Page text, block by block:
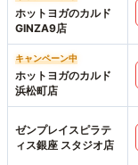
ホットヨガのカルド
GINZA9店
キャンペーン中
ホットヨガのカルド
浜松町店
ゼンプレイスピラテ
ィス銀座 スタジオ店